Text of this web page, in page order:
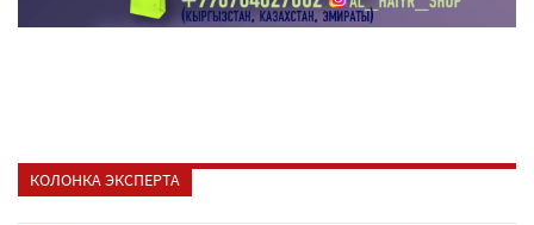
КОЛОНКА ЭКСПЕРТА